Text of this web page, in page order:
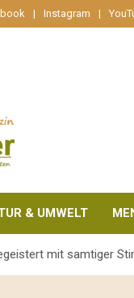
Instagram
& UMWELT
mit samtiger